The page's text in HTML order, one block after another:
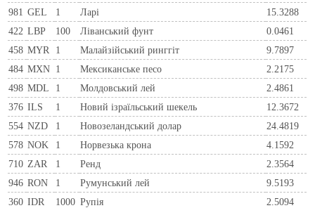
981 GEL 1 Ларi
15.3288
422 LBP 100 Ліванський фунт
0.0461
458 MYR 1 Малайзійський ринггіт
9.7897
484 MXN 1 Мексиканське песо
2.2175
498 MDL 1 Молдовський лей
2.4861
376 ILS 1 Новий ізраїльський шекель
12.3672
554 NZD 1 Новозеландський долар
24.4819
578 NOK 1 Норвезька крона
4.1592
710 ZAR 1 Ренд
2.3564
946 RON 1 Румунський лей
9.5193
360 IDR 1000 Рупія
2.5094